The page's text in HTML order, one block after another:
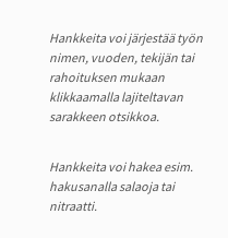
Hankkeita voi järjestää työn
nimen, vuoden, tekijän tai
rahoituksen mukaan
klikkaamalla lajiteltavan
sarakkeen otsikkoa.
Hankkeita voi hakea esim.
hakusanalla salaoja tai
nitraatti.